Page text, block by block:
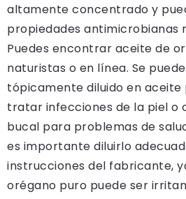
altamente concentrado y
propiedades antimicrobianas
Puedes encontrar aceite de
naturistas o en línea. Se
tópicamente diluido en
tratar infecciones de la piel o
bucal para problemas de
es importante diluirlo
instrucciones del fabricante,
orégano puro puede ser